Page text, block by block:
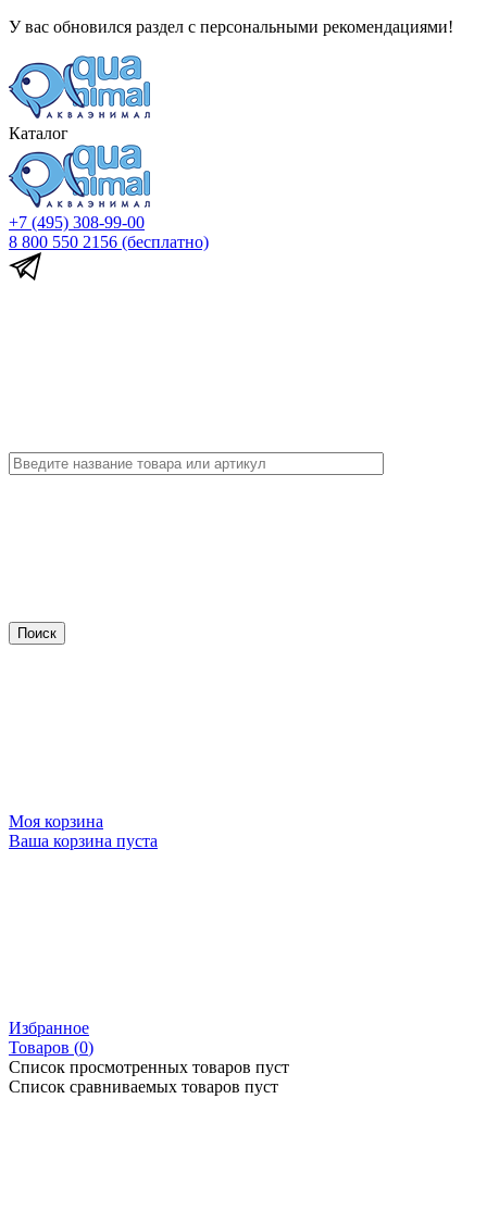
У вас обновился раздел с персональными рекомендациями!
Каталог
+7 (495) 308-99-00
8 800 550 2156 (бесплатно)
Моя корзина
Ваша корзина пуста
Избранное
Товаров (0)
Список просмотренных товаров пуст
Список сравниваемых товаров пуст